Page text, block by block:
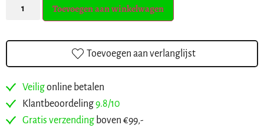
Toevoegen aan winkelwagen
Toevoegen aan verlanglijst
Veiligonline betalen
Klantbeoordeling9.8/10
Gratis verzendingboven €99,-